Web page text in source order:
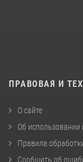
ПРАВОВАЯ И
О сайте
Об
Правила
Сообщить об